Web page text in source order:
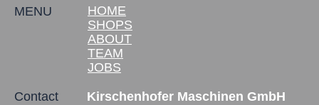
MENU
HOME
SHOPS
ABOUT
TEAM
JOBS
Contact Kirschenhofer Maschinen GmbH